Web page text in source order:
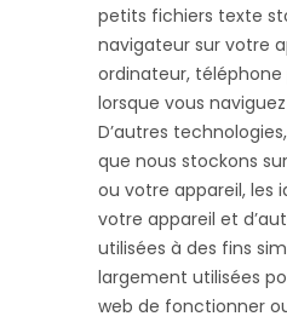
petits fichiers texte
navigateur sur votre
ordinateur,
lorsque vous
D’autres
que nous stockons
ou votre appareil, les
votre appareil et
utilisées à des fins
largement utilisées
web de fonctionner